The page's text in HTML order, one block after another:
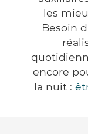
les
Besoin
encore
la nuit :